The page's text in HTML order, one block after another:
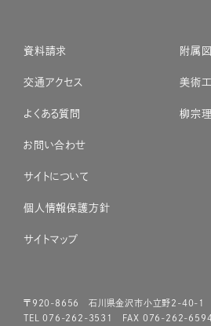
資料請求
交通アクセス
よくある質問
お問い合わせ
サイトについて
個人情報保護方針
サイトマップ
附属
美術
柳宗
〒920-8656 石川県金沢市小立野2-40-1
TEL 076-262-3531 FAX 076-262-